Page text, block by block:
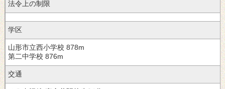
法令上の制限
学区
山形市立西小学校 878m
第二中学校 876m
交通